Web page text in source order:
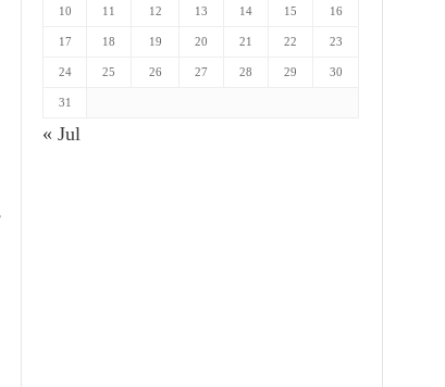
10 11 12 13 14 15 16
17 18 19 20 21 22 23
24 25 26 27 28 29 30
31
« Jul